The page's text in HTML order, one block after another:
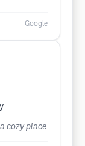
Google
cozy place